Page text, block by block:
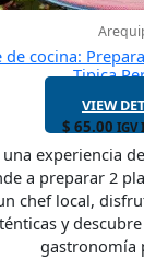
de cocina:
Tipica
VIEW
$ 65.00
una experiencia
a preparar 2
chef local,
y
gastronomía